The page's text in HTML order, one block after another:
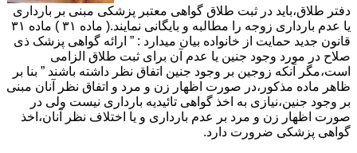
دفتر طلاق،باید در ثبت طلاق گواهی معتبر پزشکی مبنی بر بارداری
یا عدم بارداری زوجه را مطالبه و بایگانی نمایند.( ماده ۳۱ ) ماده ۳۱
قانون جدید حمایت از خانواده بیان میدارد : ” ارائه گواهی پزشک ذی
صلاح در مورد وجود جنین یا عدم آن برای ثبت طلاق الزامی
است،مگر آنکه زوجین بر وجود جنین اتفاق نظر داشته باشند ” بنا بر
ظاهر ماده مذکور،در صورت اظهار زن و مرد و اتفاق نظر آنان مبنی
بر وجود جنین،نیازی به اخذ گواهی تائیدیه بارداری نیست ولی در
صورت اظهار زن و مرد بر عدم بارداری و یا اختلاف نظر آنان،اخذ
گواهی پزشکی ضرورت دارد.